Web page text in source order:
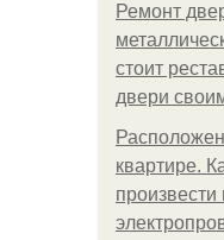
Ремонт
стоит
двери
квартире.